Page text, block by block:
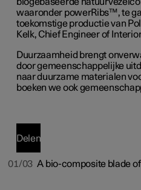
01/03 A bio-composite blade
waaronder powerRibs™, te
toekomstige productie van
Kelk, Chief Engineer of
Duurzaamheid brengt
door gemeenschappelijke
naar duurzame materialen
boeken we ook
Delen